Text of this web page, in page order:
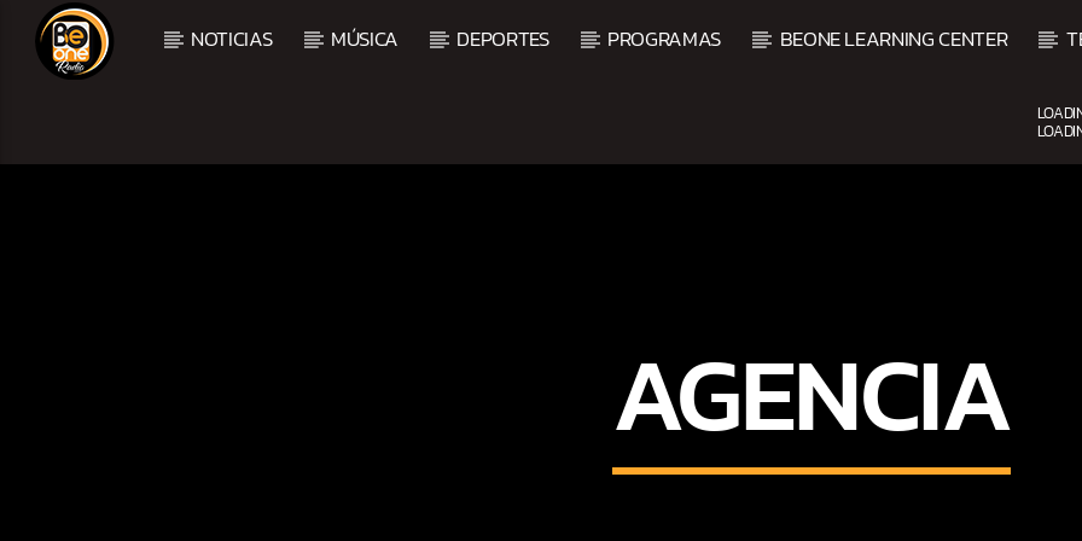
NOTICIAS MÚSICA DEPORTES PROGRAMAS BEONE LEARNING CENTER
AGENCIA